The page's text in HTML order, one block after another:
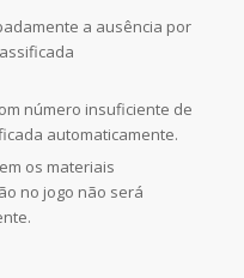
a ausência por
número insuficiente de
automaticamente.
os materiais
no jogo não será